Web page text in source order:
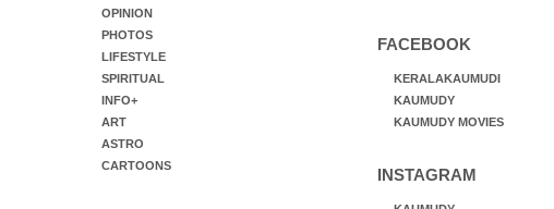
OPINION
PHOTOS
LIFESTYLE
SPIRITUAL
INFO+
ART
ASTRO
CARTOONS
FACEBOOK
KERALAKAUMUDI
KAUMUDY
KAUMUDY MOVIES
INSTAGRAM